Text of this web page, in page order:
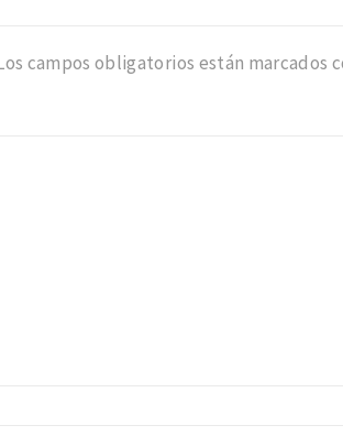
campos obligatorios están marcados